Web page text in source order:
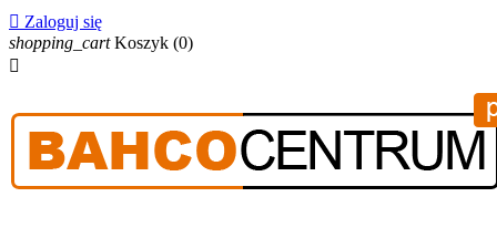
 Zaloguj się
shopping_cart Koszyk (0)
